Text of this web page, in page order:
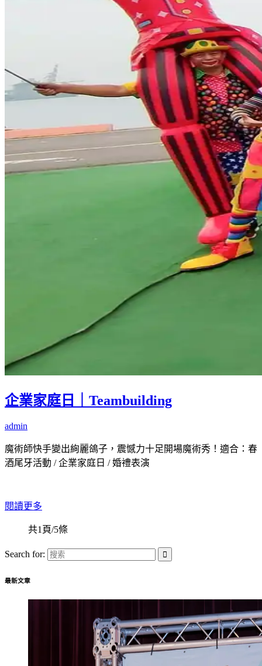
企業家庭日｜Teambuilding
admin
魔術師快手變出絢麗鴿子，震憾力十足開場魔術秀！適合：春
酒尾牙活動 / 企業家庭日 / 婚禮表演
閱讀更多
共1頁/5條
Search for:
最新文章